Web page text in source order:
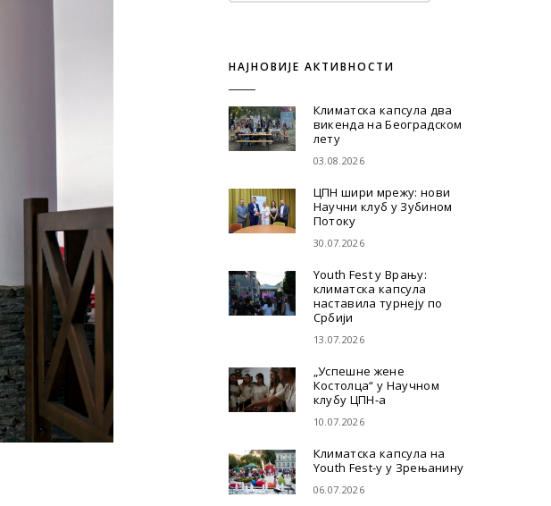
НАЈНОВИЈЕ АКТИВНОСТИ
Климатска капсула два
викенда на Београдском
лету
03.08.2026
ЦПН шири мрежу: нови
Научни клуб у Зубином
Потоку
30.07.2026
Youth Fest у Врању:
климатска капсула
наставила турнеју по
Србији
13.07.2026
„Успешне жене
Костолца“ у Научном
клубу ЦПН-а
10.07.2026
Климатска капсула на
Youth Fest-у у Зрењанину
06.07.2026